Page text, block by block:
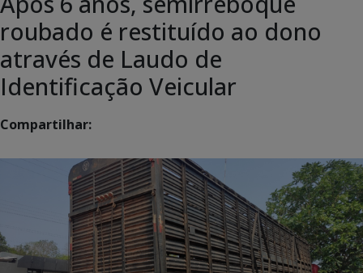
roubado é restituído ao dono
através de Laudo de
Identificação Veicular
Compartilhar: